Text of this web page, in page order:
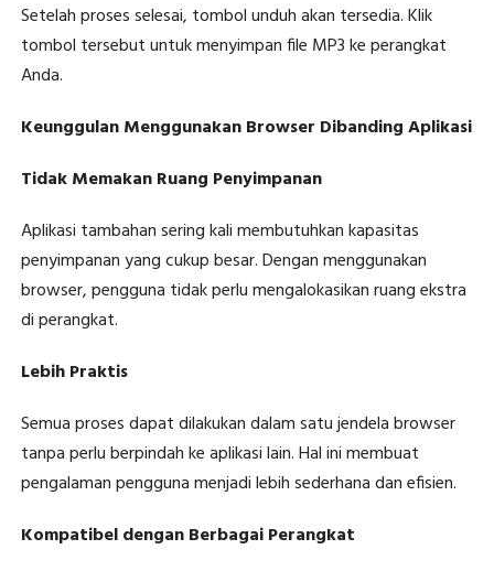
Setelah proses selesai, tombol unduh akan tersedia. Klik
tombol tersebut untuk menyimpan file MP3 ke perangkat
Anda.
Keunggulan Menggunakan Browser Dibanding Aplikasi
Tidak Memakan Ruang Penyimpanan
Aplikasi tambahan sering kali membutuhkan kapasitas
penyimpanan yang cukup besar. Dengan menggunakan
browser, pengguna tidak perlu mengalokasikan ruang ekstra
di perangkat.
Lebih Praktis
Semua proses dapat dilakukan dalam satu jendela browser
tanpa perlu berpindah ke aplikasi lain. Hal ini membuat
pengalaman pengguna menjadi lebih sederhana dan efisien.
Kompatibel dengan Berbagai Perangkat